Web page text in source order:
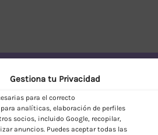
Gestiona tu Privacidad
para el correcto
analíticas, elaboración de perfiles
socios, incluido Google, recopilar,
anuncios. Puedes aceptar todas las
España